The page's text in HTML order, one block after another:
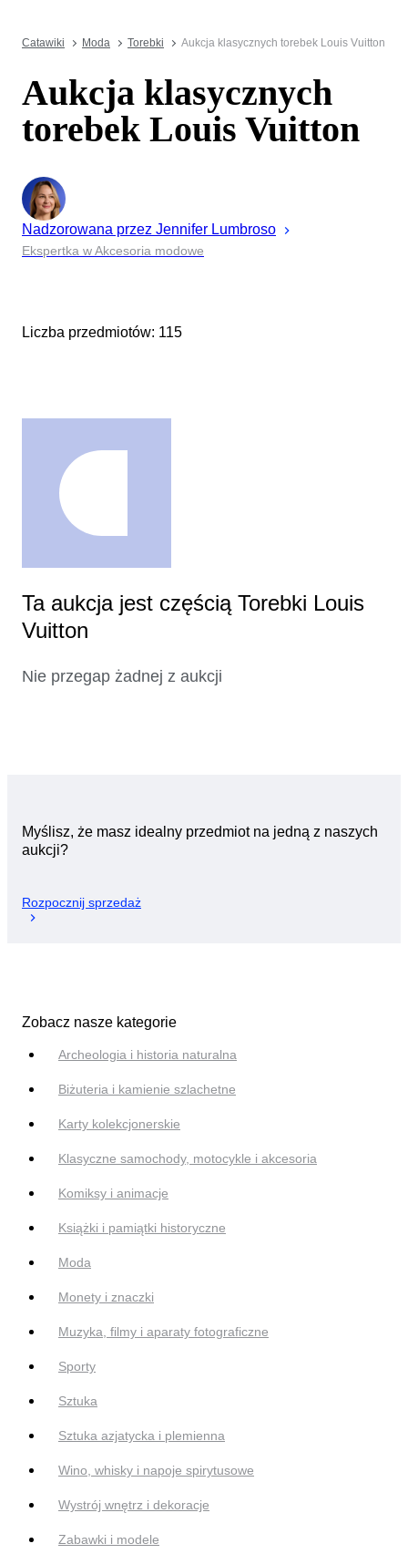
Catawiki Moda Torebki Aukcja klasycznych torebek Louis Vuitton
Aukcja klasycznych
torebek Louis Vuitton
Nadzorowana przez Jennifer Lumbroso
Ekspertka w Akcesoria modowe
Liczba przedmiotów: 115
Ta aukcja jest częścią Torebki Louis
Vuitton
Nie przegap żadnej z aukcji
Myślisz, że masz idealny przedmiot na jedną z naszych
aukcji?
Rozpocznij sprzedaż
Zobacz nasze kategorie
Archeologia i historia naturalna
Biżuteria i kamienie szlachetne
Karty kolekcjonerskie
Klasyczne samochody, motocykle i akcesoria
Komiksy i animacje
Książki i pamiątki historyczne
Moda
Monety i znaczki
Muzyka, filmy i aparaty fotograficzne
Sporty
Sztuka
Sztuka azjatycka i plemienna
Wino, whisky i napoje spirytusowe
Wystrój wnętrz i dekoracje
Zabawki i modele